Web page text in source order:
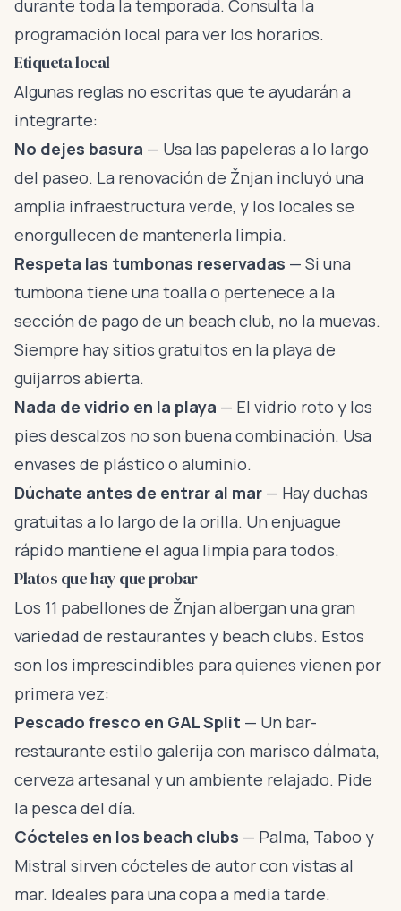
durante toda la temporada. Consulta la
programación local para ver los horarios.
Etiqueta local
Algunas reglas no escritas que te ayudarán a
integrarte:
No dejes basura — Usa las papeleras a lo largo
del paseo. La renovación de Žnjan incluyó una
amplia infraestructura verde, y los locales se
enorgullecen de mantenerla limpia.
Respeta las tumbonas reservadas — Si una
tumbona tiene una toalla o pertenece a la
sección de pago de un beach club, no la muevas.
Siempre hay sitios gratuitos en la playa de
guijarros abierta.
Nada de vidrio en la playa — El vidrio roto y los
pies descalzos no son buena combinación. Usa
envases de plástico o aluminio.
Dúchate antes de entrar al mar — Hay duchas
gratuitas a lo largo de la orilla. Un enjuague
rápido mantiene el agua limpia para todos.
Platos que hay que probar
Los 11 pabellones de Žnjan albergan una gran
variedad de restaurantes y beach clubs. Estos
son los imprescindibles para quienes vienen por
primera vez:
Pescado fresco en GAL Split — Un bar-
restaurante estilo galerija con marisco dálmata,
cerveza artesanal y un ambiente relajado. Pide
la pesca del día.
Cócteles en los beach clubs — Palma, Taboo y
Mistral sirven cócteles de autor con vistas al
mar. Ideales para una copa a media tarde.